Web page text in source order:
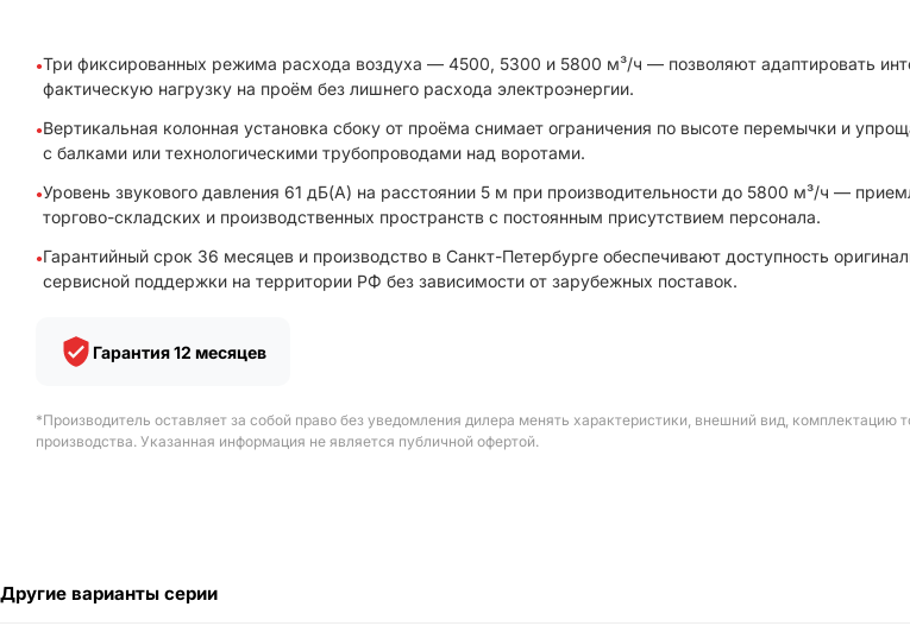
Три фиксированных режима расхода воздуха — 4500, 5300 и 5800 м³/ч — позволяют адаптировать
фактическую нагрузку на проём без лишнего расхода электроэнергии.
Вертикальная колонная установка сбоку от проёма снимает ограничения по высоте перемычки и
с балками или технологическими трубопроводами над воротами.
Уровень звукового давления 61 дБ(А) на расстоянии 5 м при производительности до 5800 м³/ч —
торгово-складских и производственных пространств с постоянным присутствием персонала.
Гарантийный срок 36 месяцев и производство в Санкт-Петербурге обеспечивают доступность
сервисной поддержки на территории РФ без зависимости от зарубежных поставок.
Гарантия 12 месяцев
*Производитель оставляет за собой право без уведомления дилера менять характеристики, внешний вид, комплектацию
производства. Указанная информация не является публичной офертой.
Другие варианты серии